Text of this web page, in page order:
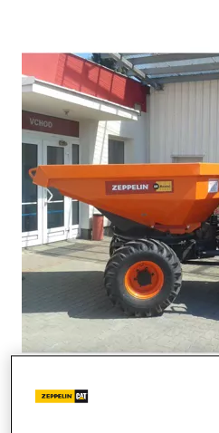
Cena za pronájem